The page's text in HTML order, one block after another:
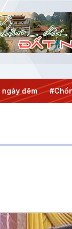
#Chống khai